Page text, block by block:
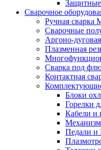
Сварочное
Ручная сварка
Сварочные
Аргоно-
Плазменная
Сварка под
Контактная
Блоки
Горелки
Кабели и
Педали и